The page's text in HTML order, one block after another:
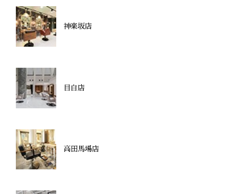
神楽坂店
目白店
高田馬場店